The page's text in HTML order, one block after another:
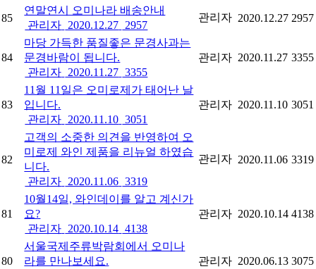
85
연말연시 오미나라 배송안내
관리자 2020.12.27 2957
관리자 2020.12.27 2957
84
마당 가득한 품질좋은 문경사과는
문경바람이 됩니다.
관리자 2020.11.27 3355
관리자 2020.11.27 3355
83
11월 11일은 오미로제가 태어난 날
입니다.
관리자 2020.11.10 3051
관리자 2020.11.10 3051
82
고객의 소중한 의견을 반영하여 오
미로제 와인 제품을 리뉴얼 하였습
니다.
관리자 2020.11.06 3319
관리자 2020.11.06 3319
81
10월14일, 와인데이를 알고 계신가
요?
관리자 2020.10.14 4138
관리자 2020.10.14 4138
80
서울국제주류박람회에서 오미나
라를 만나보세요.
관리자 2020.06.13 3075